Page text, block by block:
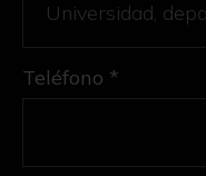
Teléfono *